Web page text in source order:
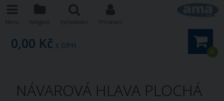
0
0,00 Kč s DPH
NÁVAROVÁ HLAVA PLOCHÁ
Menu Kategorie Vyhledávání Přihlášení